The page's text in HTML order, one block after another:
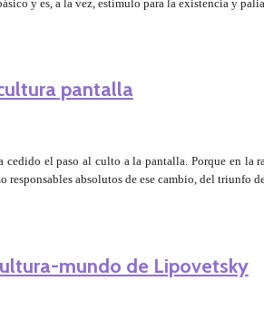
y es, a la vez, estímulo para la existencia y
pantalla
el paso al culto a la pantalla. Porque en la
responsables absolutos de ese cambio, del triunfo
mundo de Lipovetsky